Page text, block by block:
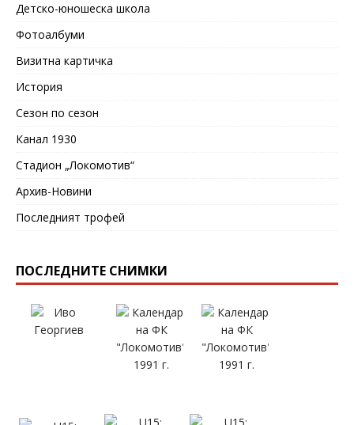
Детско-юношеска школа
Фотоалбуми
Визитна картичка
История
Сезон по сезон
Канал 1930
Стадион „Локомотив“
Архив-Новини
Последният трофей
ПОСЛЕДНИТЕ СНИМКИ